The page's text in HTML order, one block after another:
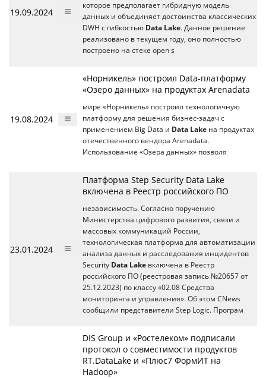
19.09.2024
которое предполагает гибридную модель
данных и объединяет достоинства классических
DWH с гибкостью Data Lake. Данное решение
реализовано в текущем году, оно полностью
построено на стеке open s
19.08.2024
«Норникель» построил Data-платформу
«Озеро данных» на продуктах Arenadata
мире «Норникель» построил технологичную
платформу для решения бизнес-задач с
применением Big Data и Data Lake на продуктах
отечественного вендора Arenadata.
Использование «Озера данных» позволя
23.01.2024
Платформа Step Security Data Lake
включена в Реестр российского ПО
независимость. Согласно поручению
Министерства цифрового развития, связи и
массовых коммуникаций России,
технологическая платформа для автоматизации
анализа данных и расследования инцидентов
Security Data Lake включена в Реестр
российского ПО (реестровая запись №20657 от
25.12.2023) по классу «02.08 Средства
мониторинга и управления». Об этом CNews
сообщили представители Step Logic. Програм
DIS Group и «Ростелеком» подписали
протокол о совместимости продуктов
RT.DataLake и «Плюс7 ФормИТ на
Hadoop»